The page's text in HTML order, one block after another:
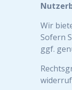
Wir
Sofern
ggf.